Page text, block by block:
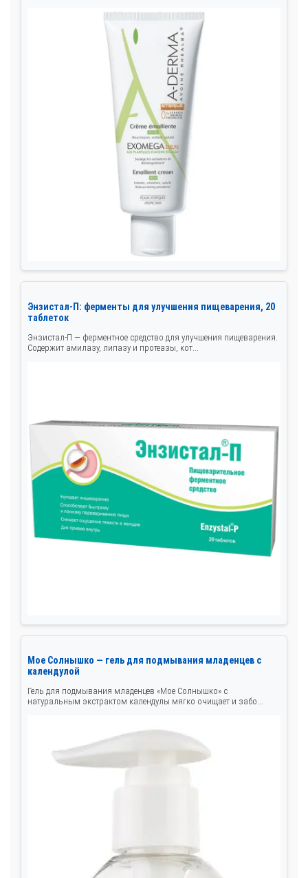
Энзистал-П: ферменты для улучшения пищеварения, 20
таблеток
Энзистал-П — ферментное средство для улучшения пищеварения.
Содержит амилазу, липазу и протеазы, кот...
Мое Солнышко — гель для подмывания младенцев с
календулой
Гель для подмывания младенцев «Мое Солнышко» с
натуральным экстрактом календулы мягко очищает и забо...